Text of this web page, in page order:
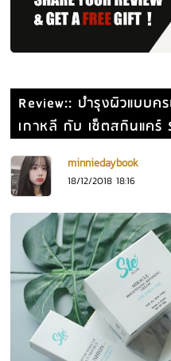
Review:: บำรุงผิวแบบ
เกาหลี กับ เซ็ตสกินแคร์
minniedaybook
18/12/2018 18:16